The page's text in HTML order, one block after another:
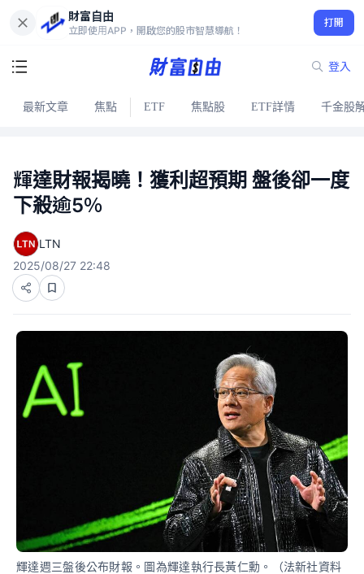
財富自由
立即使用APP，開啟您的股市智慧導航！
打開
登入
最新文章 焦點 ETF 焦點股 ETF詳情 千金股
輝達財報揭曉！獲利超預期 盤後卻一度
下殺逾5％
LTN
2025/08/27 22:48
輝達週三盤後公布財報。圖為輝達執行長黃仁勳。（法新社資料